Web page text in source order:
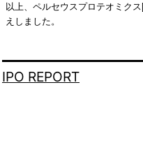
以上、ペルセウスプロテオミク
えしました。
IPO REPORT